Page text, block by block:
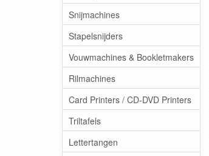
Snijmachines
Stapelsnijders
Vouwmachines & Bookletmakers
Rilmachines
Card Printers / CD-DVD Printers
Triltafels
Lettertangen